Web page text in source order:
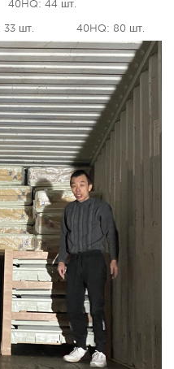
40HQ: 44 шт.
33 шт. 40HQ: 80 шт.